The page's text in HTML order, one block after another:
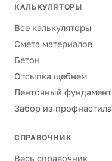
КАЛЬКУЛЯТОРЫ
Все калькуляторы
Смета материалов
Бетон
Отсыпка щебнем
Ленточный фундамент
Забор из профнастила
СПРАВОЧНИК
Весь справочник